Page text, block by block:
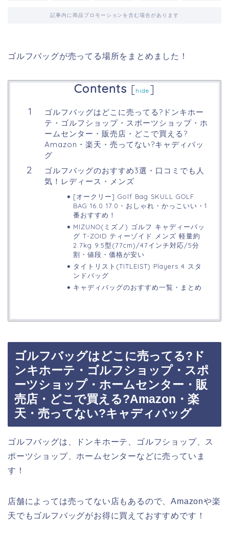
記事内に商品プロモーションを含む場合があります
ゴルフバッグが売ってる場所をまとめました！
Contents [hide ]
ゴルフバッグはどこに売ってる?ドンキホー
テ・ゴルフショップ・スポーツショップ・ホ
ームセンター・販売店・どこで買える?
Amazon・楽天・売ってない?キャディバッ
グ
ゴルフバッグのおすすめ3選・口コミでも人
気！レディース・メンズ
[オークリー] Golf Bag SKULL GOLF
BAG 16.0 17.0・おしゃれ・かっこいい・1
番おすすめ！
MIZUNO(ミズノ) ゴルフ キャディーバッ
グ T-ZOID ティーゾイド メンズ 軽量約
2.7kg 9.5型(77cm)/47インチ対応/5分
割・値段・価格が安い
タイトリスト(TITLEIST) Players 4 スタ
ンドバッグ
キャディバッグのおすすめ一覧・まとめ
ゴルフバッグはどこに売ってる?ド
ンキホーテ・ゴルフショップ・スポ
ーツショップ・ホームセンター・販
売店・どこで買える?Amazon・楽
天・売ってない?キャディバッグ
ゴルフバッグは、ドンキホーテ、ゴルフショップ、ス
ポーツショップ、ホームセンターなどに売っていま
す！
店舗によっては売ってない店もあるので、Amazonや楽
天でもゴルフバッグがお得に買えておすすめです！